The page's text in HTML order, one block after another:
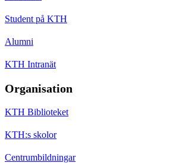
Student på KTH
Alumni
KTH Intranät
Organisation
KTH Biblioteket
KTH:s skolor
Centrumbildningar